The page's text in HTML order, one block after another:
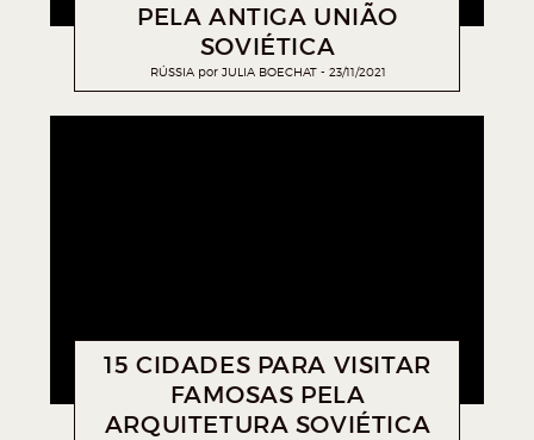
PELA ANTIGA UNIÃO
SOVIÉTICA
RÚSSIA por JULIA BOECHAT 23/11/2021
15 CIDADES PARA VISITAR
FAMOSAS PELA
ARQUITETURA SOVIÉTICA